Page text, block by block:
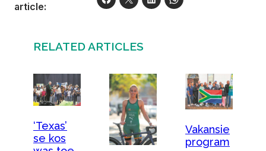
article:
RELATED ARTICLES
‘Texas’
se kos
Vakansie
program